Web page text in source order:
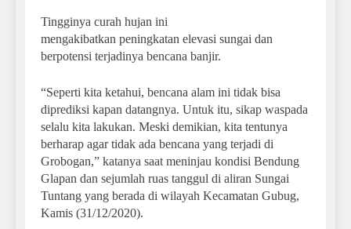
Tingginya curah hujan ini
mengakibatkan peningkatan elevasi sungai dan
berpotensi terjadinya bencana banjir.
“Seperti kita ketahui, bencana alam ini tidak bisa
diprediksi kapan datangnya. Untuk itu, sikap waspada
selalu kita lakukan. Meski demikian, kita tentunya
berharap agar tidak ada bencana yang terjadi di
Grobogan,” katanya saat meninjau kondisi Bendung
Glapan dan sejumlah ruas tanggul di aliran Sungai
Tuntang yang berada di wilayah Kecamatan Gubug,
Kamis (31/12/2020).